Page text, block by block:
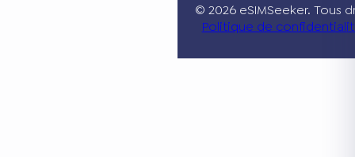
© 2026 eSIMSeeker. Tous
Politique de